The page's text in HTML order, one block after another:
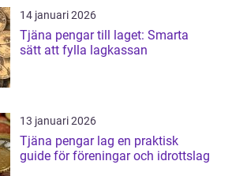
14 januari 2026
Tjäna pengar till laget: Smarta
sätt att fylla lagkassan
13 januari 2026
Tjäna pengar lag en praktisk
guide för föreningar och idrottslag